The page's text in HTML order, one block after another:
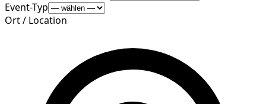
Event-Typ
Ort / Location